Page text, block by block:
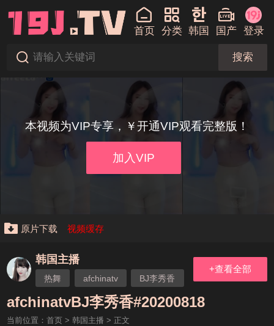
首页 分类 韩国 国产 登录
搜索
本视频为VIP专享，￥开通VIP观看完整版！
加入VIP
原片下载 视频缓存
韩国主播
热舞 afchinatv BJ李秀香
+查看全部
afchinatvBJ李秀香#20200818
当前位置： 首页> 韩国主播 > 正文
本站大事件(19j网站发展历程)